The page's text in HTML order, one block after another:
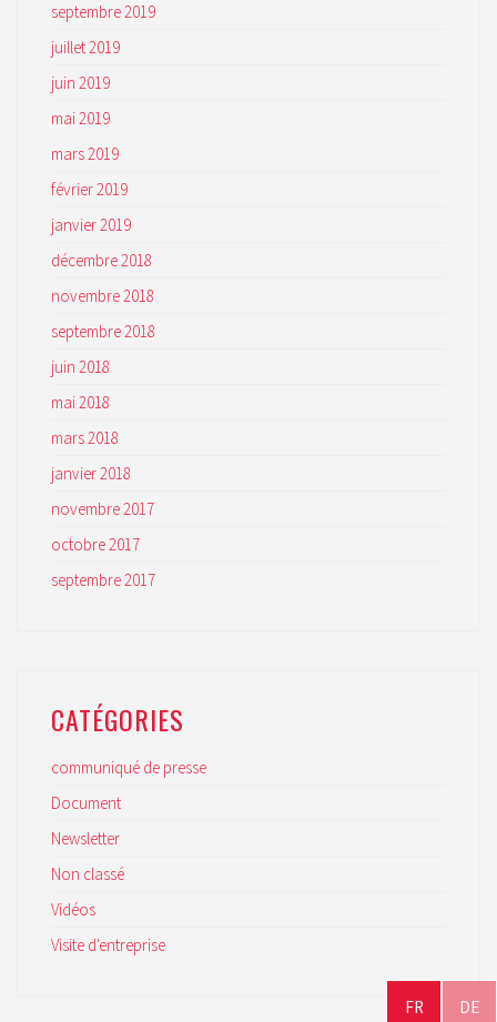
septembre 2019
juillet 2019
juin 2019
mai 2019
mars 2019
février 2019
janvier 2019
décembre 2018
novembre 2018
septembre 2018
juin 2018
mai 2018
mars 2018
janvier 2018
novembre 2017
octobre 2017
septembre 2017
CATÉGORIES
communiqué de presse
Document
Newsletter
Non classé
Vidéos
Visite d'entreprise
FR DE
CONTACT
AVENIR INDUSTRIE VALAIS / WALLIS
AVENUE DE LA GARE 5
079 324 06 03
S’ABONNER À LA NEWSLETTER